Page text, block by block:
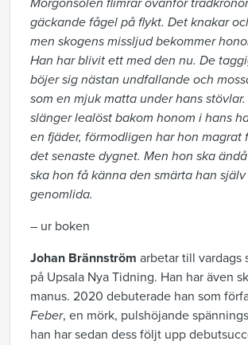
Morgonsolen flimrar ovanför
gäckande fågel på flykt. Det knakar
men skogens missljud bekommer
Han har blivit ett med den nu. De
böjer sig nästan undfallande och
som en mjuk matta under hans
slänger lealöst bakom honom i hans
en fjäder, förmodligen har hon magrat
det senaste dygnet. Men hon ska
ska hon få känna den smärta han
genomlida.
– ur boken
Johan Brännström arbetar till vardags
på Upsala Nya Tidning. Han har även
manus. 2020 debuterade han som
Feber, en mörk, pulshöjande
han har sedan dess följt upp